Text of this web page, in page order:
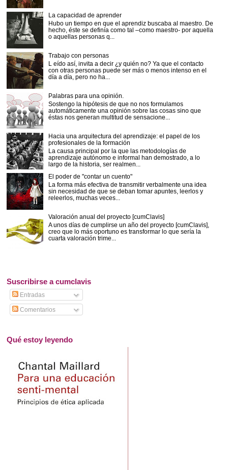
La capacidad de aprender
Hubo un tiempo en que el aprendiz buscaba al maestro. De
hecho, éste se definía como tal –como maestro- por aquella
o aquellas personas q...
Trabajo con personas
L eído así, invita a decir ¿y quién no? Ya que el contacto
con otras personas puede ser más o menos intenso en el
día a día, pero no ha...
Palabras para una opinión.
Sostengo la hipótesis de que no nos formulamos
automáticamente una opinión sobre las cosas sino que
éstas nos generan multitud de sensacione...
Hacia una arquitectura del aprendizaje: el papel de los
profesionales de la formación
La causa principal por la que las metodologías de
aprendizaje autónomo e informal han demostrado, a lo
largo de la historia, ser realmen...
El poder de "contar un cuento"
La forma más efectiva de transmitir verbalmente una idea
sin necesidad de que se deban tomar apuntes, leerlos y
releerlos, muchas veces...
Valoración anual del proyecto [cumClavis]
A unos días de cumplirse un año del proyecto [cumClavis],
creo que lo más oportuno es transformar lo que sería la
cuarta valoración trime...
Suscribirse a cumclavis
Entradas
Comentarios
Qué estoy leyendo